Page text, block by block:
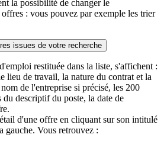
la possibilité de changer le
offres : vous pouvez par exemple les trier
issues de votre recherche
restituée dans la liste, s'affichent :
lieu de travail, la nature du contrat et la
de l'entreprise si précisé, les 200
du descriptif du poste, la date de
d'une offre en cliquant sur son intitulé
gauche. Vous retrouvez :